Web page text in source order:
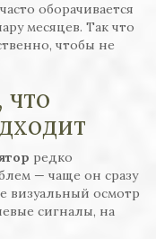
оборачивается
месяцев. Так что
чтобы не
редко
— чаще он сразу
визуальный осмотр
сигналы, на